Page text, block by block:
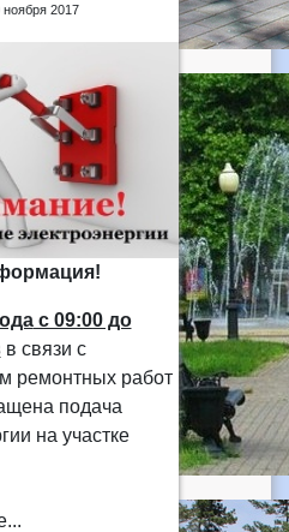
2017
с 09:00 до
в связи с
ремонтных работ
подача
на участке